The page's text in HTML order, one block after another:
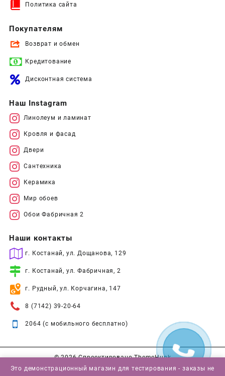
Политика сайта
Покупателям
Возврат и обмен
Кредитование
Дисконтная система
Наш Instagram
Линолеум и ламинат
Кровля и фасад
Двери
Сантехника
Керамика
Мир обоев
Обои Фабричная 2
Наши контакты
г. Костанай, ул. Дощанова, 129
г. Костанай, ул. Фабричная, 2
г. Рудный, ул. Корчагина, 147
8 (7142) 39-20-64
2064 (с мобильного бесплатно)
© 2026Спроектировано ThemeHunk
Это демонстрационный магазин для тестирования - заказы не